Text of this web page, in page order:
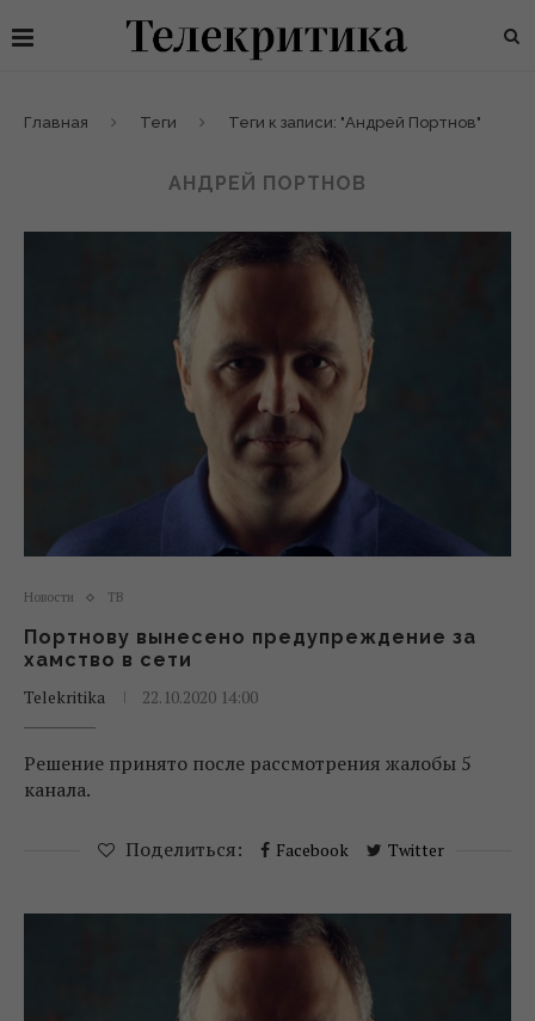
Главная Теги Теги к записи: "Андрей Портнов"
АНДРЕЙ ПОРТНОВ
Новости ТВ
Портнову вынесено предупреждение за
хамство в сети
Telekritika
22.10.2020 14:00
Решение принято после рассмотрения жалобы 5
канала.
Поделиться: Facebook Twitter